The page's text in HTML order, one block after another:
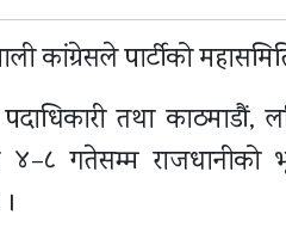
कांग्रेसले पार्टीको
तथा
गतेसम्म राजधानीको